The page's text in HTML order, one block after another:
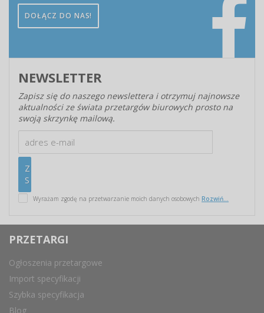
DOŁĄCZ DO NAS!
NEWSLETTER
Zapisz się do naszego newslettera i otrzymuj najnowsze
aktualności ze świata przetargów biurowych prosto na
swoją skrzynkę mailową.
Wyrażam zgodę na przetwarzanie moich danych osobowych Rozwiń...
PRZETARGI
Ogłoszenia przetargowe
Import specyfikacji
Szybka specyfikacja
Blog